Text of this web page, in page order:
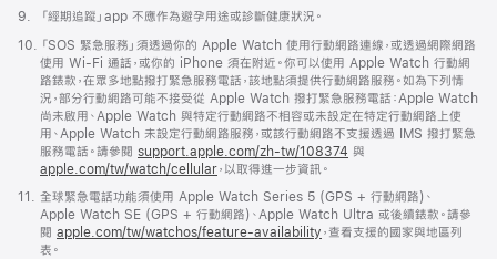
註
9. 「經期追蹤」app 不應作為避孕用途或診斷健康狀況。
註
10.
「SOS 緊急服務」須透過你的 Apple Watch 使用行動網路連線，或透過網際網路
使用 Wi-Fi 通話，或你的 iPhone 須在附近。你可以使用 Apple Watch 行動網
路錶款，在眾多地點撥打緊急服務電話，該地點須提供行動網路服務。如為下列情
況，部分行動網路可能不接受從 Apple Watch 撥打緊急服務電話：Apple Watch
尚未啟用、Apple Watch 與特定行動網路不相容或未設定在特定行動網路上使
用、Apple Watch 未設定行動網路服務，或該行動網路不支援透過 IMS 撥打緊急
服務電話。請參閱 support.apple.com/zh-tw/108374 (以
窗
開
啟)
與
apple.com/tw/watch/cellular，以取得進一步資訊。
註
11.
全球緊急電話功能須使用 Apple Watch Series 5 (GPS + 行動網路)、
Apple Watch SE (GPS + 行動網路)、Apple Watch Ultra 或後續錶款。請參
閱 apple.com/tw/watchos/feature-availability ，查看支援的國家與地區列
表。